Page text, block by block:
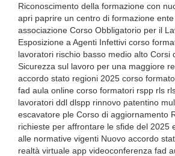
Riconoscimento della formazione con
apri paprire un centro di formazione
associazione Corso Obbligatorio per il
Esposizione a Agenti Infettivi corso
lavoratori rischio basso medio alto Corsi
Sicurezza sul lavoro per una maggiore
accordo stato regioni 2025 corso
fad aula online corso formatori rspp rls
lavoratori ddl dlspp rinnovo patentino
escavatore ple Corso di aggiornamento
richieste per affrontare le sfide del 2025
alle normative vigenti Nuovo accordo
realtà virtuale app videoconferenza fad